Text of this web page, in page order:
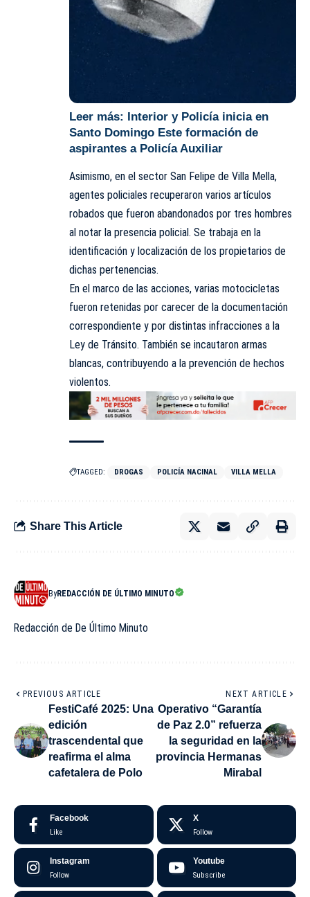
Leer más: Interior y Policía inicia en
Santo Domingo Este formación de
aspirantes a Policía Auxiliar
Asimismo, en el sector San Felipe de Villa Mella,
agentes policiales recuperaron varios artículos
robados que fueron abandonados por tres hombres
al notar la presencia policial. Se trabaja en la
identificación y localización de los propietarios de
dichas pertenencias.
En el marco de las acciones, varias motocicletas
fueron retenidas por carecer de la documentación
correspondiente y por distintas infracciones a la
Ley de Tránsito. También se incautaron armas
blancas, contribuyendo a la prevención de hechos
violentos.
TAGGED: DROGAS POLICÍA NACINAL VILLA MELLA
Share This Article
ByREDACCIÓN DE ÚLTIMO MINUTO
Redacción de De Último Minuto
PREVIOUS ARTICLE
FestiCafé 2025: Una
edición
trascendental que
reafirma el alma
cafetalera de Polo
NEXT ARTICLE
Operativo “Garantía
de Paz 2.0” refuerza
la seguridad en la
provincia Hermanas
Mirabal
Facebook
Like
X
Follow
Instagram
Follow
Youtube
Subscribe